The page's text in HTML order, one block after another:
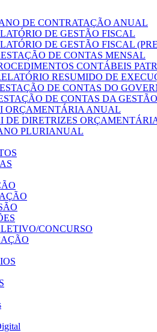
DE CONTRATAÇÃO ANUAL
DE GESTÃO FISCAL
DE GESTÃO FISCAL
DE CONTAS MENSAL
CONTÁBEIS
RESUMIDO DE
DE CONTAS DO
DE CONTAS DA GESTÃO
ORÇAMENTÁRIA ANUAL
DE DIRETRIZES
PLURIANUAL
CONCURSO